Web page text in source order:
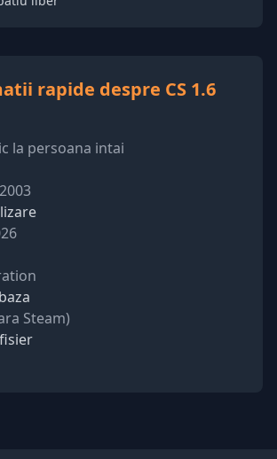
rapide despre CS 1.6
la persoana intai
Steam)